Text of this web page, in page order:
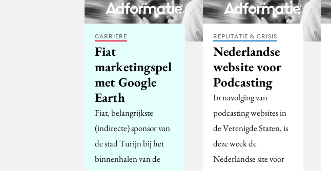
CARRIERE
Fiat
marketingspel
met Google
Earth
Fiat, belangrijkste
(indirecte) sponsor van
de stad Turijn bij het
binnenhalen van de
REPUTATIE & CRISIS
Nederlandse
website voor
Podcasting
In navolging van
podcasting websites in
de Verenigde Staten, is
deze week de
Nederlandse site voor